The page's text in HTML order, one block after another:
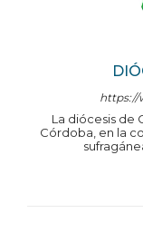
https://
La diócesis de
Córdoba, en la